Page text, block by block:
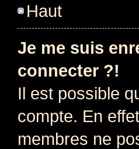
Haut
Je me suis
connecter ?!
Il est possible
compte. En
membres ne